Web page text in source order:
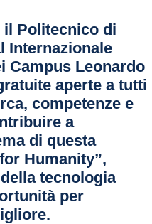
il Politecnico di
Internazionale
Campus Leonardo
aperte a tutti
competenze e
a
di questa
Humanity”,
tecnologia
per